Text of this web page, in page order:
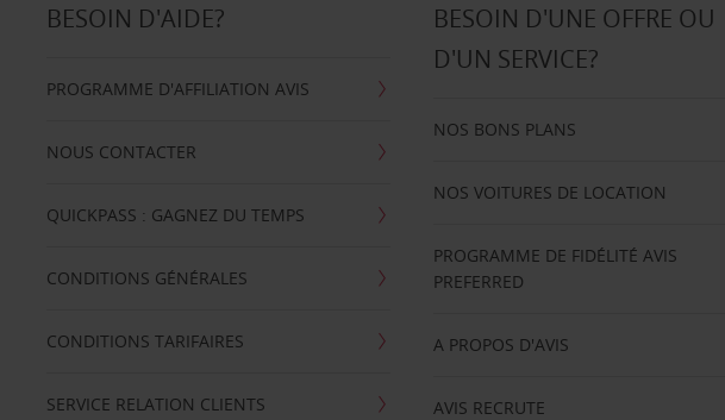
BESOIN D'AIDE?
PROGRAMME D'AFFILIATION AVIS
NOUS CONTACTER
QUICKPASS : GAGNEZ DU TEMPS
CONDITIONS GÉNÉRALES
CONDITIONS TARIFAIRES
SERVICE RELATION CLIENTS
BESOIN D'UNE OFFRE OU
D'UN SERVICE?
NOS BONS PLANS
NOS VOITURES DE LOCATION
PROGRAMME DE FIDÉLITÉ AVIS
PREFERRED
A PROPOS D'AVIS
AVIS RECRUTE